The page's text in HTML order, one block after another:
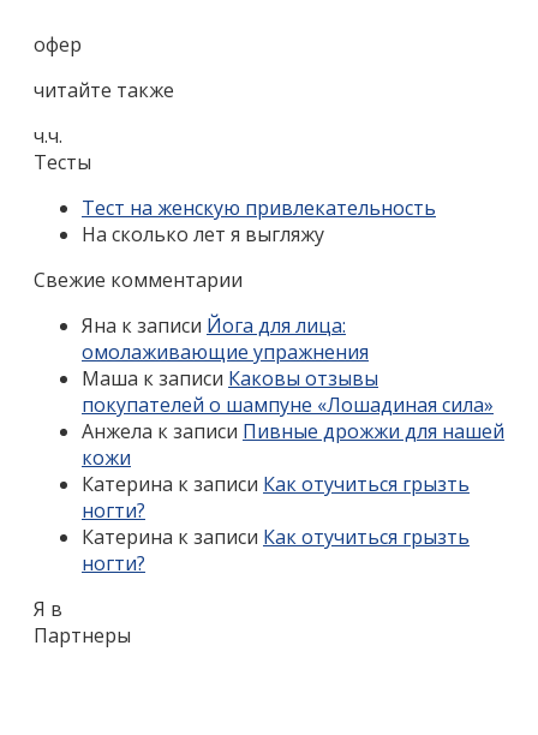
офер
читайте также
ч.ч.
Тесты
Тест на женскую привлекательность
На сколько лет я выгляжу
Свежие комментарии
Яна к записи Йога для лица:
омолаживающие упражнения
Маша к записи Каковы отзывы
покупателей о шампуне «Лошадиная сила»
Анжела к записи Пивные дрожжи для нашей
кожи
Катерина к записи Как отучиться грызть
ногти?
Катерина к записи Как отучиться грызть
ногти?
Я в
Партнеры